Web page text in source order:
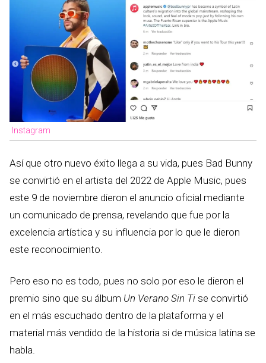
Instagram
Así que otro nuevo éxito llega a su vida, pues Bad Bunny
se convirtió en el artista del 2022 de Apple Music, pues
este 9 de noviembre dieron el anuncio oficial mediante
un comunicado de prensa, revelando que fue por la
excelencia artística y su influencia por lo que le dieron
este reconocimiento.
Pero eso no es todo, pues no solo por eso le dieron el
premio sino que su álbum Un Verano Sin Ti se convirtió
en el más escuchado dentro de la plataforma y el
material más vendido de la historia si de música latina se
habla.